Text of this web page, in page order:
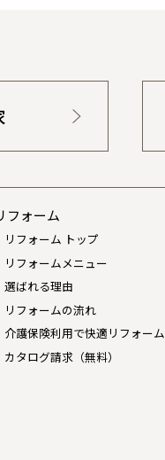
フォーム
リフォーム トップ
リフォームメニュー
選ばれる理由
リフォームの流れ
介護保険利用で快適リフォーム
カタログ請求（無料）